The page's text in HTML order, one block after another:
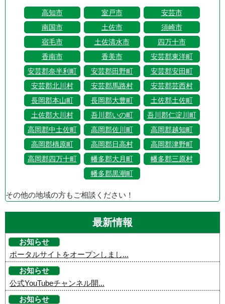
高知市 室戸市
安芸市
南国市
土佐市
須崎市
宿毛市
土佐清水市
四万十市
香南市
香美市
安芸郡東洋町
安芸郡奈半利町
安芸郡田野町
安芸郡安田町
安芸郡北川村
安芸郡馬路村
安芸郡芸西村
長岡郡本山町
長岡郡大豊町
土佐郡土佐町
土佐郡大川村
吾川郡いの町
吾川郡仁淀川町
高岡郡中土佐町
高岡郡佐川町
高岡郡越知町
高岡郡檮原町
高岡郡日高村
高岡郡津野町
高岡郡四万十町
幡多郡大月町
幡多郡三原村
幡多郡黒潮町
その他の地域の方もご相談ください！
最新情報
お知らせ
ポータルサイトをオープンしまし...
お知らせ
公式YouTubeチャンネル開...
お知らせ